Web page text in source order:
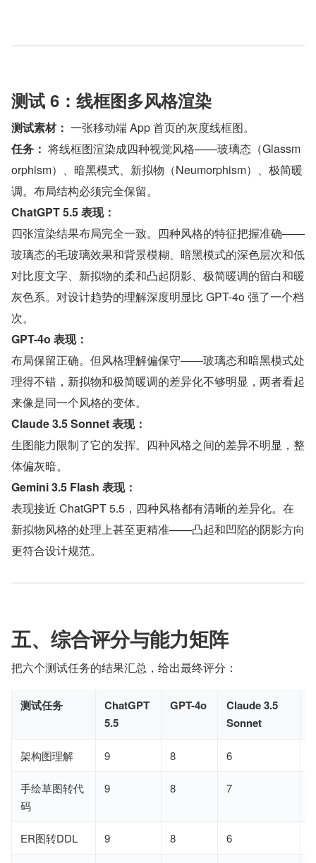
测试 6：线框图多风格渲染
测试素材： 一张移动端 App 首页的灰度线框图。
任务： 将线框图渲染成四种视觉风格——玻璃态（Glassm
orphism）、暗黑模式、新拟物（Neumorphism）、极简暖
调。布局结构必须完全保留。
ChatGPT 5.5 表现：
四张渲染结果布局完全一致。四种风格的特征把握准确——
玻璃态的毛玻璃效果和背景模糊、暗黑模式的深色层次和低
对比度文字、新拟物的柔和凸起阴影、极简暖调的留白和暖
灰色系。对设计趋势的理解深度明显比 GPT-4o 强了一个档
次。
GPT-4o 表现：
布局保留正确。但风格理解偏保守——玻璃态和暗黑模式处
理得不错，新拟物和极简暖调的差异化不够明显，两者看起
来像是同一个风格的变体。
Claude 3.5 Sonnet 表现：
生图能力限制了它的发挥。四种风格之间的差异不明显，整
体偏灰暗。
Gemini 3.5 Flash 表现：
表现接近 ChatGPT 5.5，四种风格都有清晰的差异化。在
新拟物风格的处理上甚至更精准——凸起和凹陷的阴影方向
更符合设计规范。
五、综合评分与能力矩阵
把六个测试任务的结果汇总，给出最终评分：
测试任务
ChatGPT
5.5
GPT-4o
Claude 3.5
Sonnet
架构图理解 9 8 6
手绘草图转代
码
9 8 7
ER图转DDL 9 8 6